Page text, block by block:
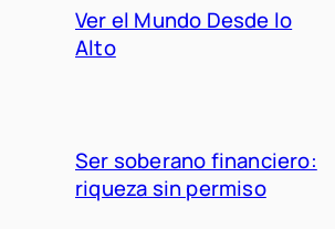
Ver el Mundo Desde lo
Alto
Ser soberano financiero:
riqueza sin permiso